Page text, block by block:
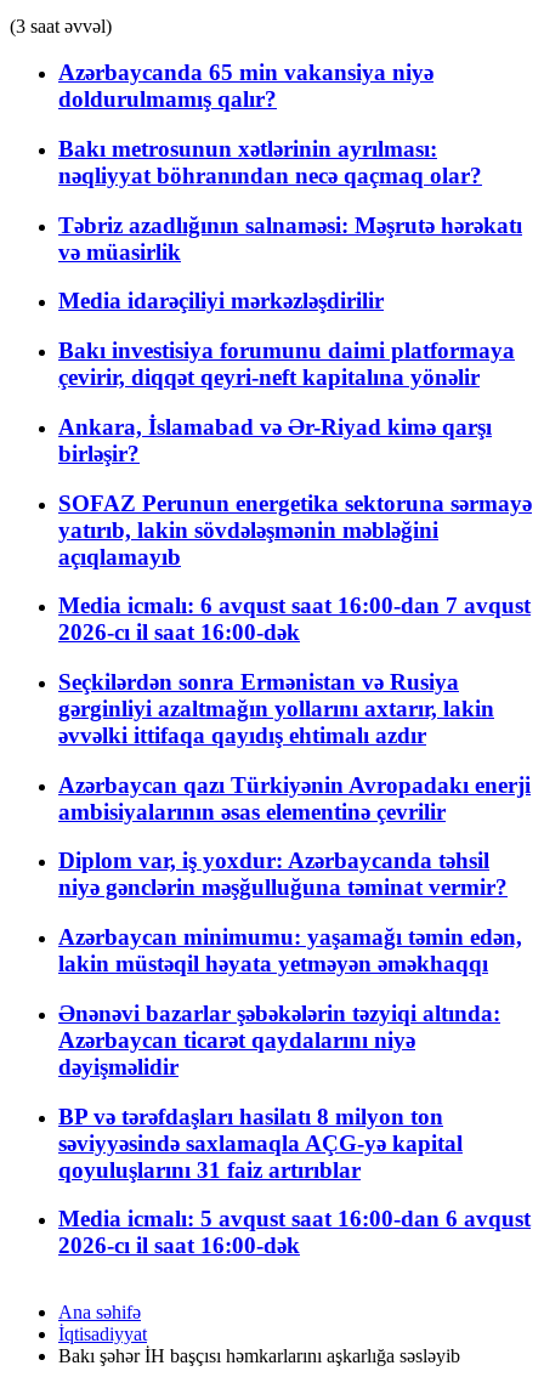
(3 saat əvvəl)
Azərbaycanda 65 min vakansiya niyə
doldurulmamış qalır?
Bakı metrosunun xətlərinin ayrılması:
nəqliyyat böhranından necə qaçmaq olar?
Təbriz azadlığının salnaməsi: Məşrutə hərəkatı
və müasirlik
Media idarəçiliyi mərkəzləşdirilir
Bakı investisiya forumunu daimi platformaya
çevirir, diqqət qeyri-neft kapitalına yönəlir
Ankara, İslamabad və Ər-Riyad kimə qarşı
birləşir?
SOFAZ Perunun energetika sektoruna sərmayə
yatırıb, lakin sövdələşmənin məbləğini
açıqlamayıb
Media icmalı: 6 avqust saat 16:00-dan 7 avqust
2026-cı il saat 16:00-dək
Seçkilərdən sonra Ermənistan və Rusiya
gərginliyi azaltmağın yollarını axtarır, lakin
əvvəlki ittifaqa qayıdış ehtimalı azdır
Azərbaycan qazı Türkiyənin Avropadakı enerji
ambisiyalarının əsas elementinə çevrilir
Diplom var, iş yoxdur: Azərbaycanda təhsil
niyə gənclərin məşğulluğuna təminat vermir?
Azərbaycan minimumu: yaşamağı təmin edən,
lakin müstəqil həyata yetməyən əməkhaqqı
Ənənəvi bazarlar şəbəkələrin təzyiqi altında:
Azərbaycan ticarət qaydalarını niyə
dəyişməlidir
BP və tərəfdaşları hasilatı 8 milyon ton
səviyyəsində saxlamaqla AÇG-yə kapital
qoyuluşlarını 31 faiz artırıblar
Media icmalı: 5 avqust saat 16:00-dan 6 avqust
2026-cı il saat 16:00-dək
Ana səhifə
İqtisadiyyat
Bakı şəhər İH başçısı həmkarlarını aşkarlığa səsləyib